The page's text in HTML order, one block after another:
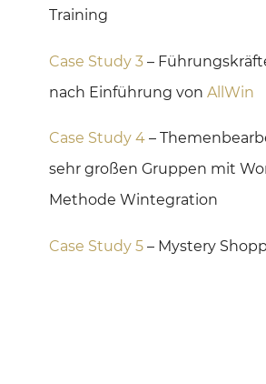
Training
Case Study 3–
nach Einführung von AllWin
Case Study 4–
sehr großen Gruppen mit
Methode Wintegration
Case Study 5– Mystery